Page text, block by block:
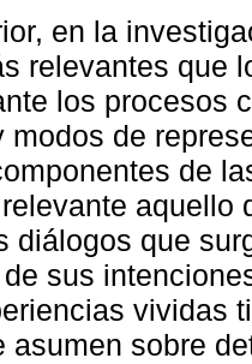
en la
relevantes que
los procesos
modos de
de
aquello
diálogos que
sus
vividas
asumen sobre